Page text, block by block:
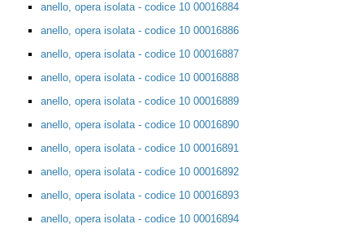
anello, opera isolata - codice 10 00016884
anello, opera isolata - codice 10 00016886
anello, opera isolata - codice 10 00016887
anello, opera isolata - codice 10 00016888
anello, opera isolata - codice 10 00016889
anello, opera isolata - codice 10 00016890
anello, opera isolata - codice 10 00016891
anello, opera isolata - codice 10 00016892
anello, opera isolata - codice 10 00016893
anello, opera isolata - codice 10 00016894